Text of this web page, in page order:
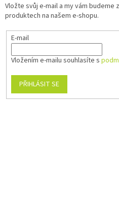
Vložte svůj e-mail a my vám budeme
produktech na našem e-shopu.
E-mail
Vložením e-mailu souhlasíte s
PŘIHLÁSIT SE